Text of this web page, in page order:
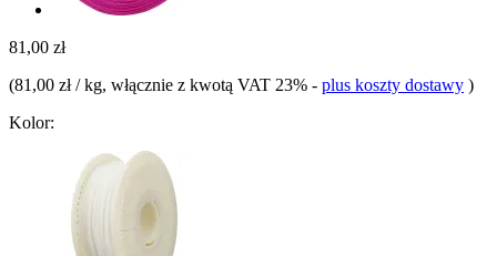
81,00 zł
(81,00 zł / kg, włącznie z kwotą VAT 23% - plus koszty dostawy )
Kolor: